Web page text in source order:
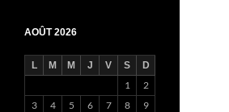
AOÛT 2026
L M M J V S D
1
2
3
4 5 6 7 8
9